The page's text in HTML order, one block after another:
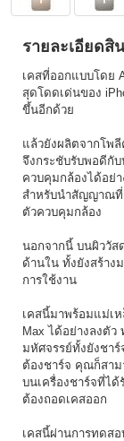
รายละเอียดสิ
เคสที่ออกแบบโดย
สุดโดดเด่นของ
ขึ้นอีกด้วย
แล้วยังผลิตจากโพ
จึงกระชับรับพอดีกั
ควบคุมกล้องได้อย่
สำหรับนำสัญญาณที่
ตัวควบคุมกล้อง
นอกจากนี้ บนผิววัส
ด้านใน ทั้งยังสร้าง
การใช้งาน
เคสนี้มาพร้อมแม่เห
Max ได้อย่างลงตั
มหัศจรรย์ทั้งยังชาร์
ต้องชาร์จ คุณก็สาม
บนเครื่องชาร์จที่ได้
ต้องถอดเคสออก
เคสนี้ผ่านการทดส